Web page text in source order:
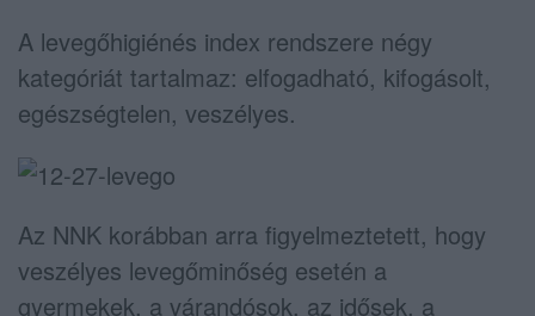
A levegőhigiénés index rendszere négy
kategóriát tartalmaz: elfogadható, kifogásolt,
egészségtelen, veszélyes.
Az NNK korábban arra figyelmeztetett, hogy
veszélyes levegőminőség esetén a
gyermekek, a várandósok, az idősek, a